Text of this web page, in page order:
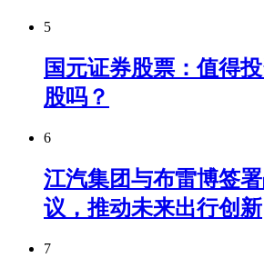
5
国元证券股票：值得
股吗？
6
江汽集团与布雷博签
议，推动未来出行创新
7